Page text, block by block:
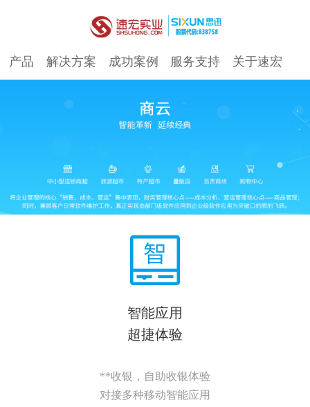
产品 解决方案 成功案例 服务支持 关于速宏
智能应用
超捷体验
**收银，自助收银体验
对接多种移动智能应用